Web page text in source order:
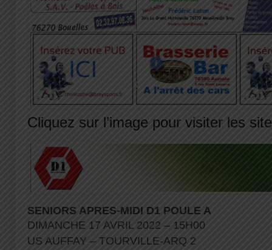
Cliquez sur l’image pour visiter les
SENIORS APRES-MIDI D1 POULE A
DIMANCHE 17 AVRIL 2022 – 15H00
US AUFFAY – TOURVILLE-ARQ 2